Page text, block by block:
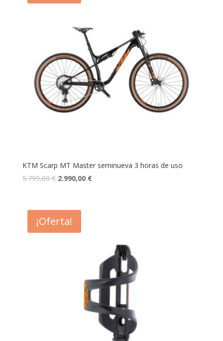
KTM Scarp MT Master seminueva 3 horas de uso
5.799,00€ 2.990,00 €
¡Oferta!